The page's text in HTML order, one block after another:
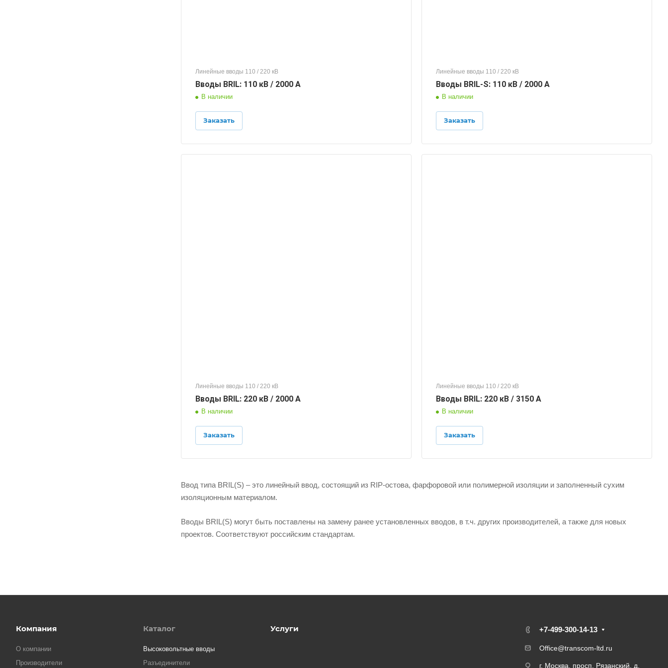
Линейные вводы 110 / 220 кВ
Вводы BRIL: 110 кВ / 2000 А
В наличии
Заказать
Линейные вводы 110 / 220 кВ
Вводы BRIL-S: 110 кВ / 2000 А
В наличии
Заказать
Линейные вводы 110 / 220 кВ
Вводы BRIL: 220 кВ / 2000 А
В наличии
Заказать
Линейные вводы 110 / 220 кВ
Вводы BRIL: 220 кВ / 3150 А
В наличии
Заказать
Ввод типа BRIL(S) – это линейный ввод, состоящий из RIP-остова, фарфоровой или полимерной изоляции и заполненный сухим
изоляционным материалом.
Вводы BRIL(S) могут быть поставлены на замену ранее установленных вводов, в т.ч. других производителей, а также для новых
проектов. Соответствуют российским стандартам.
Компания
О компании
Производители
Каталог
Высоковольтные вводы
Разъединители
Услуги +7-499-300-14-13
Office@transcom-ltd.ru
г. Москва, просп. Рязанский, д.